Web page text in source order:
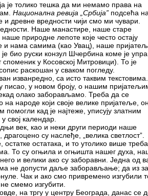
је толико тешка да ми немамо права на
Национална ревија „Србија” подсећа
древне вредности чији смо ми чувари.
Наше манастире, наше старе
наше природне лепоте које често остају
и нама самима (као Увац), наше
био руски конзул Шчербина коме је
споменик у Косовској Митровици). То je
раскошан у сваком погледу.
изванредно, са исто таквим текстовима.
писао, у новом броју, о нашим
олако заборављамо. Треба да се
на народе који своје велике пријатеље,
помогли кад је најтеже, уписују златним
свој календар.
век, као и неки други периоди наше
драгоцено су наслеђе, „велика
остатке остатака, и то утолико више
То су огњила и огњишта нашег духа,
и велики ако су заборавни. Једна од
не допусти даље заборављање; да из
Чак и ако смо привремено изгубили
смемо изгубити.
на тргу у центру Београда, данас се